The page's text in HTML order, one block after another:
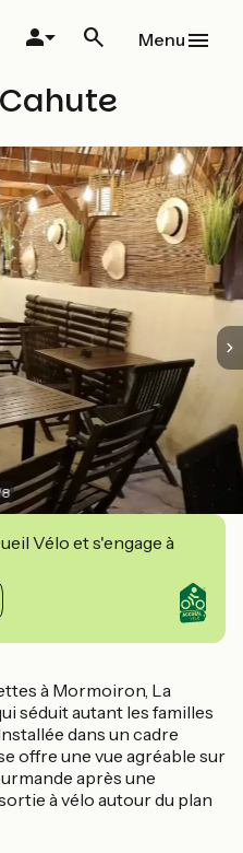
Menu
8
Vélo et s'engage à
à Mormoiron, La
séduit autant les familles
dans un cadre
offre une vue agréable sur
après une
à vélo autour du plan